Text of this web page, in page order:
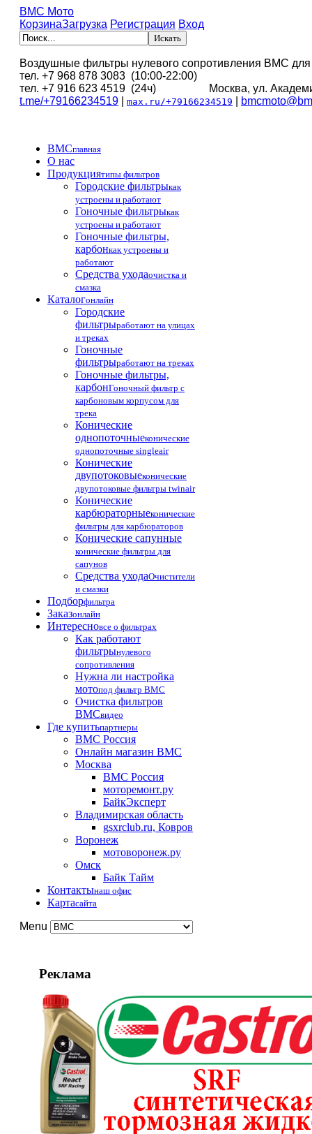
BMC Мото
КорзинаЗагрузка Регистрация Вход
Воздушные фильтры нулевого сопротивления BMC
тел. +7 968 878 3083 (10:00-22:00)
тел. +7 916 623 4519 (24ч) Москва, ул.
t.me/+79166234519
max.ru/+79166234519
BMCглавная
О нас
Продукциятипы фильтров
Городские фильтрыкак
устроены и работают
Гоночные фильтрыкак
устроены и работают
Гоночные фильтры,
карбонкак устроены и
работают
Средства уходаочистка и
смазка
Каталогонлайн
Городские
фильтрыработают на улицах
и треках
Гоночные
фильтрыработают на треках
Гоночные фильтры,
карбонГоночный фильтр с
карбоновым корпусом для
трека
Конические
однопоточныеконические
однопоточные singleair
Конические
двупотоковыеконические
двупотоковые фильтры twinair
Конические
карбюраторныеконические
фильтры для карбюраторов
Конические сапунные
конические фильтры для
сапунов
Средства уходаОчистители
и смазки
Подборфильтра
Заказонлайн
Интересновсе о фильтрах
Как работают
фильтрынулевого
сопротивления
Нужна ли настройка
мотопод фильтр BMC
Очистка фильтров
BMCвидео
Где купитьпартнеры
BMC Россия
Онлайн магазин BMC
Москва
BMC Россия
моторемонт.ру
БайкЭксперт
Владимирская область
gsxrclub.ru, Ковров
Воронеж
мотоворонеж.ру
Омск
Байк Тайм
Контактынаш офис
Картасайта
Menu
Реклама